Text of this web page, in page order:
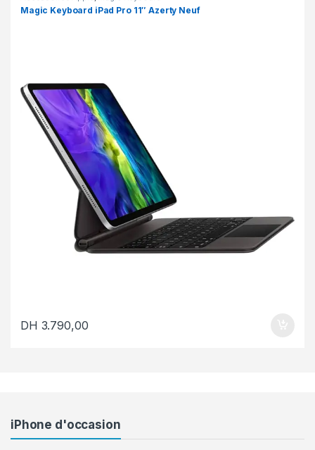
Magic Keyboard iPad Pro 11″ Azerty Neuf
DH 3.790,00
iPhone d'occasion